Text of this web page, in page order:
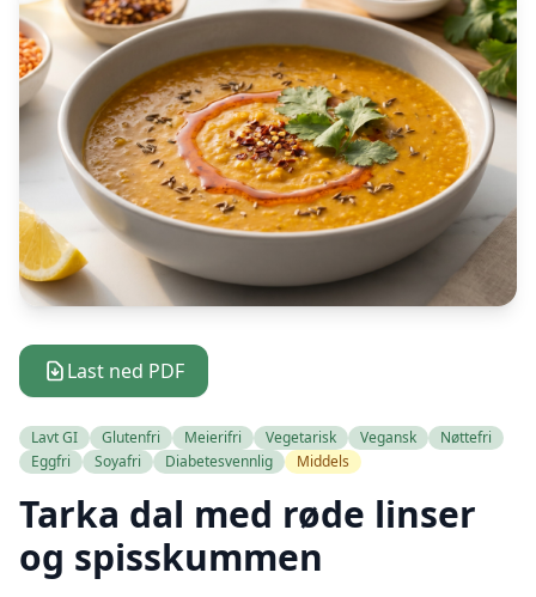
Last ned PDF
Lavt GI Glutenfri Meierifri Vegetarisk Vegansk
Nøttefri
Eggfri
Soyafri Diabetesvennlig Middels
Tarka dal med røde linser
og spisskummen